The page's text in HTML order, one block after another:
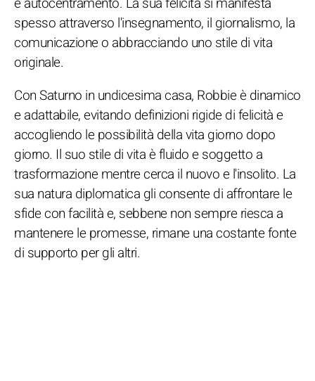
spesso attraverso l'insegnamento, il giornalismo, la
comunicazione o abbracciando uno stile di vita
originale.
Con Saturno in undicesima casa, Robbie è dinamico
e adattabile, evitando definizioni rigide di felicità e
accogliendo le possibilità della vita giorno dopo
giorno. Il suo stile di vita è fluido e soggetto a
trasformazione mentre cerca il nuovo e l'insolito. La
sua natura diplomatica gli consente di affrontare le
sfide con facilità e, sebbene non sempre riesca a
mantenere le promesse, rimane una costante fonte
di supporto per gli altri.